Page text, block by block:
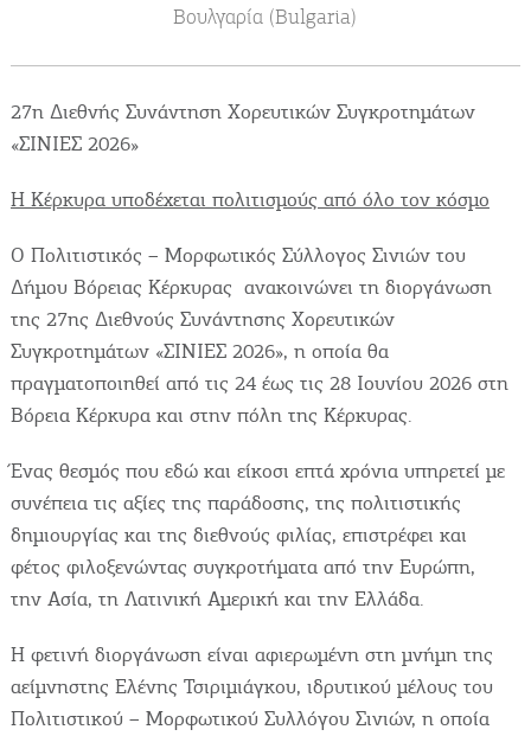
Γράψτε για την Κέρκυρα
Περιοδικό
Χάρτης Προορισμών
Videos
Επικοινωνία
Βουλγαρία (Bulgaria)
27η Διεθνής Συνάντηση Χορευτικών Συγκροτημάτων
«ΣΙΝΙΕΣ 2026»
Η Κέρκυρα υποδέχεται πολιτισμούς από όλο τον κόσμο
Ο Πολιτιστικός – Μορφωτικός Σύλλογος Σινιών του
Δήμου Βόρειας Κέρκυρας ανακοινώνει τη διοργάνωση
της 27ης Διεθνούς Συνάντησης Χορευτικών
Συγκροτημάτων «ΣΙΝΙΕΣ 2026», η οποία θα
πραγματοποιηθεί από τις 24 έως τις 28 Ιουνίου 2026 στη
Βόρεια Κέρκυρα και στην πόλη της Κέρκυρας.
Ένας θεσμός που εδώ και είκοσι επτά χρόνια υπηρετεί με
συνέπεια τις αξίες της παράδοσης, της πολιτιστικής
δημιουργίας και της διεθνούς φιλίας, επιστρέφει και
φέτος φιλοξενώντας συγκροτήματα από την Ευρώπη,
την Ασία, τη Λατινική Αμερική και την Ελλάδα.
Η φετινή διοργάνωση είναι αφιερωμένη στη μνήμη της
αείμνηστης Ελένης Τσιριμιάγκου, ιδρυτικού μέλους του
Πολιτιστικού – Μορφωτικού Συλλόγου Σινιών, η οποία